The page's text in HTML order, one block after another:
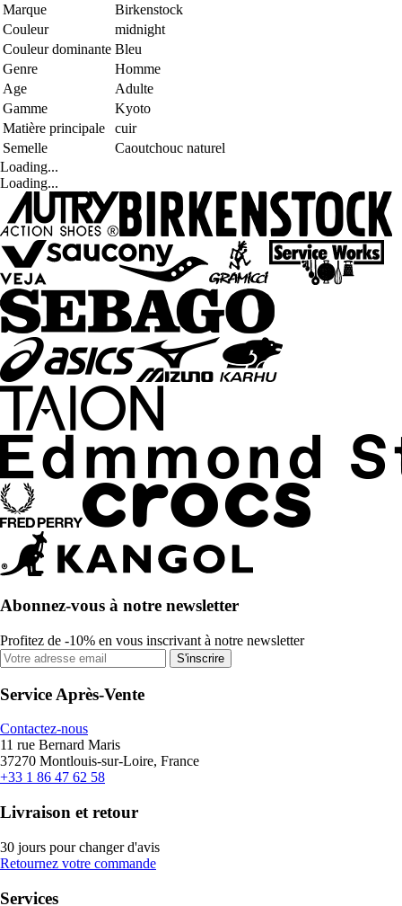
Marque
Birkenstock
Couleur
midnight
Couleur dominante Bleu
Genre
Homme
Age
Adulte
Gamme
Kyoto
Matière principale
cuir
Semelle
Caoutchouc naturel
Loading...
Loading...
Abonnez-vous à notre newsletter
Profitez de -10% en vous inscrivant à notre newsletter
S'inscrire
Service Après-Vente
Contactez-nous
11 rue Bernard Maris
37270 Montlouis-sur-Loire, France
+33 1 86 47 62 58
Livraison et retour
30 jours pour changer d'avis
Retournez votre commande
Services